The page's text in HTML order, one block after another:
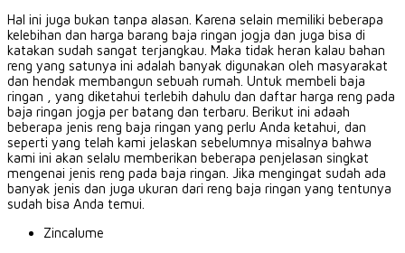
Hal ini juga bukan tanpa alasan. Karena selain memiliki beberapa
kelebihan dan harga barang baja ringan jogja dan juga bisa di
katakan sudah sangat terjangkau. Maka tidak heran kalau bahan
reng yang satunya ini adalah banyak digunakan oleh masyarakat
dan hendak membangun sebuah rumah. Untuk membeli baja
ringan , yang diketahui terlebih dahulu dan daftar harga reng pada
baja ringan jogja per batang dan terbaru. Berikut ini adaah
beberapa jenis reng baja ringan yang perlu Anda ketahui, dan
seperti yang telah kami jelaskan sebelumnya misalnya bahwa
kami ini akan selalu memberikan beberapa penjelasan singkat
mengenai jenis reng pada baja ringan. Jika mengingat sudah ada
banyak jenis dan juga ukuran dari reng baja ringan yang tentunya
sudah bisa Anda temui.
Zincalume